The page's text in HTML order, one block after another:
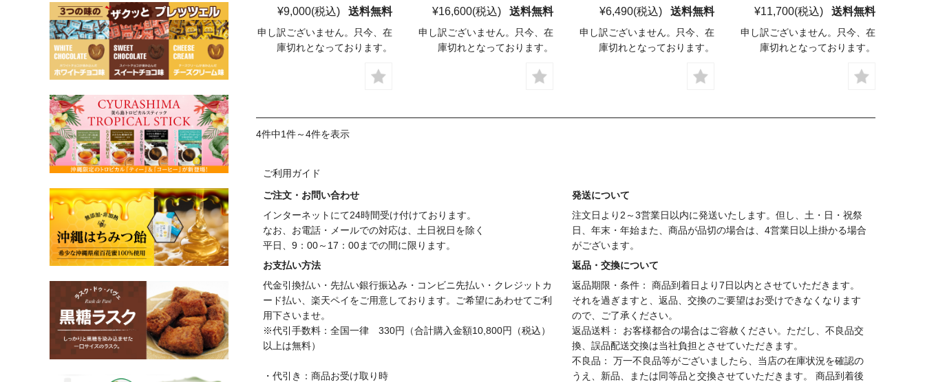
¥9,000(税込) 送料無料
申し訳ございません。只今、在
庫切れとなっております。
¥16,600(税込) 送料無料
申し訳ございません。只今、在
庫切れとなっております。
¥6,490(税込) 送料無料
申し訳ございません。只今、在
庫切れとなっております。
¥11,700(税込) 送料無料
申し訳ございません。只今、在
庫切れとなっております。
4件中1件～4件を表示
ご利用ガイド
ご注文・お問い合わせ
インターネットにて24時間受け付けております。
なお、お電話・メールでの対応は、土日祝日を除く
平日、9：00～17：00までの間に限ります。
お支払い方法
代金引換払い・先払い銀行振込み・コンビニ先払い・クレジットカ
ード払い、楽天ペイをご用意しております。ご希望にあわせてご利
用下さいませ。
※代引手数料：全国一律 330円（合計購入金額10,800円（税込）
以上は無料）
・代引き：商品お受け取り時
発送について
注文日より2～3営業日以内に発送いたします。但し、土・日・祝祭
日、年末・年始また、商品が品切の場合は、4営業日以上掛かる場合
がございます。
返品・交換について
返品期限・条件： 商品到着日より7日以内とさせていただきます。
それを過ぎますと、返品、交換のご要望はお受けできなくなります
ので、ご了承ください。
返品送料： お客様都合の場合はご容赦ください。ただし、不良品交
換、誤品配送交換は当社負担とさせていただきます。
不良品： 万一不良品等がございましたら、当店の在庫状況を確認の
うえ、新品、または同等品と交換させていただきます。 商品到着後